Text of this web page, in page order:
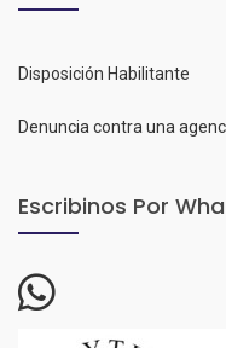
Disposición Habilitante
Denuncia contra una
Escribinos Por